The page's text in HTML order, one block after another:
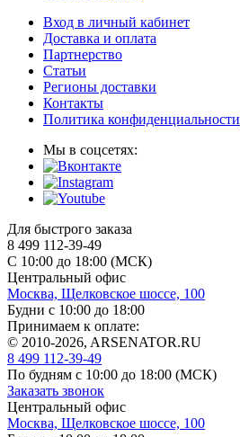
Вход в личный кабинет
Доставка и оплата
Партнерство
Статьи
Регионы доставки
Контакты
Политика конфиденциальности
Мы в соцсетях:
Для быстрого заказа
8 499 112-39-49
С 10:00 до 18:00 (МСК)
Центральный офис
Москва, Щелковское шоссе, 100
Будни с 10:00 до 18:00
Принимаем к оплате:
© 2010-2026, ARSENATOR.RU
8 499 112-39-49
По будням с 10:00 до 18:00 (МСК)
Заказать звонок
Центральный офис
Москва, Щелковское шоссе, 100